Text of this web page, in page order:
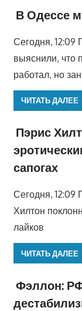
В Одессе
Сегодня,
выяснили, что
работал, но
ЧИТАТЬ ДАЛЕЕ
Пэрис
сапогах
Сегодня,
Хилтон
лайков
ЧИТАТЬ ДАЛЕЕ
Фэллон: